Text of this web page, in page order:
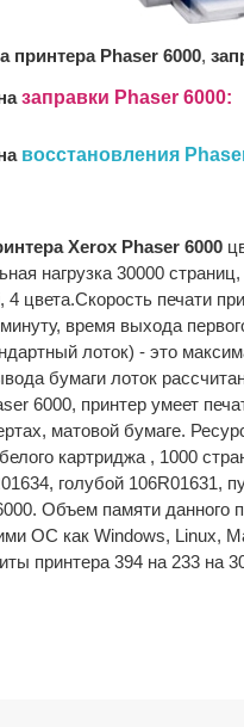
принтера Phaser 6000,
заправки Phaser 6000:
восстановления
Xerox Phaser 6000
нагрузка 30000
цвета.Скорость печати
время выхода
лоток) - это
бумаги лоток
6000, принтер умеет
матовой бумаге.
картриджа , 1000
голубой 106R01631,
Объем памяти
ОС как Windows, Linux,
принтера 394 на 233 на